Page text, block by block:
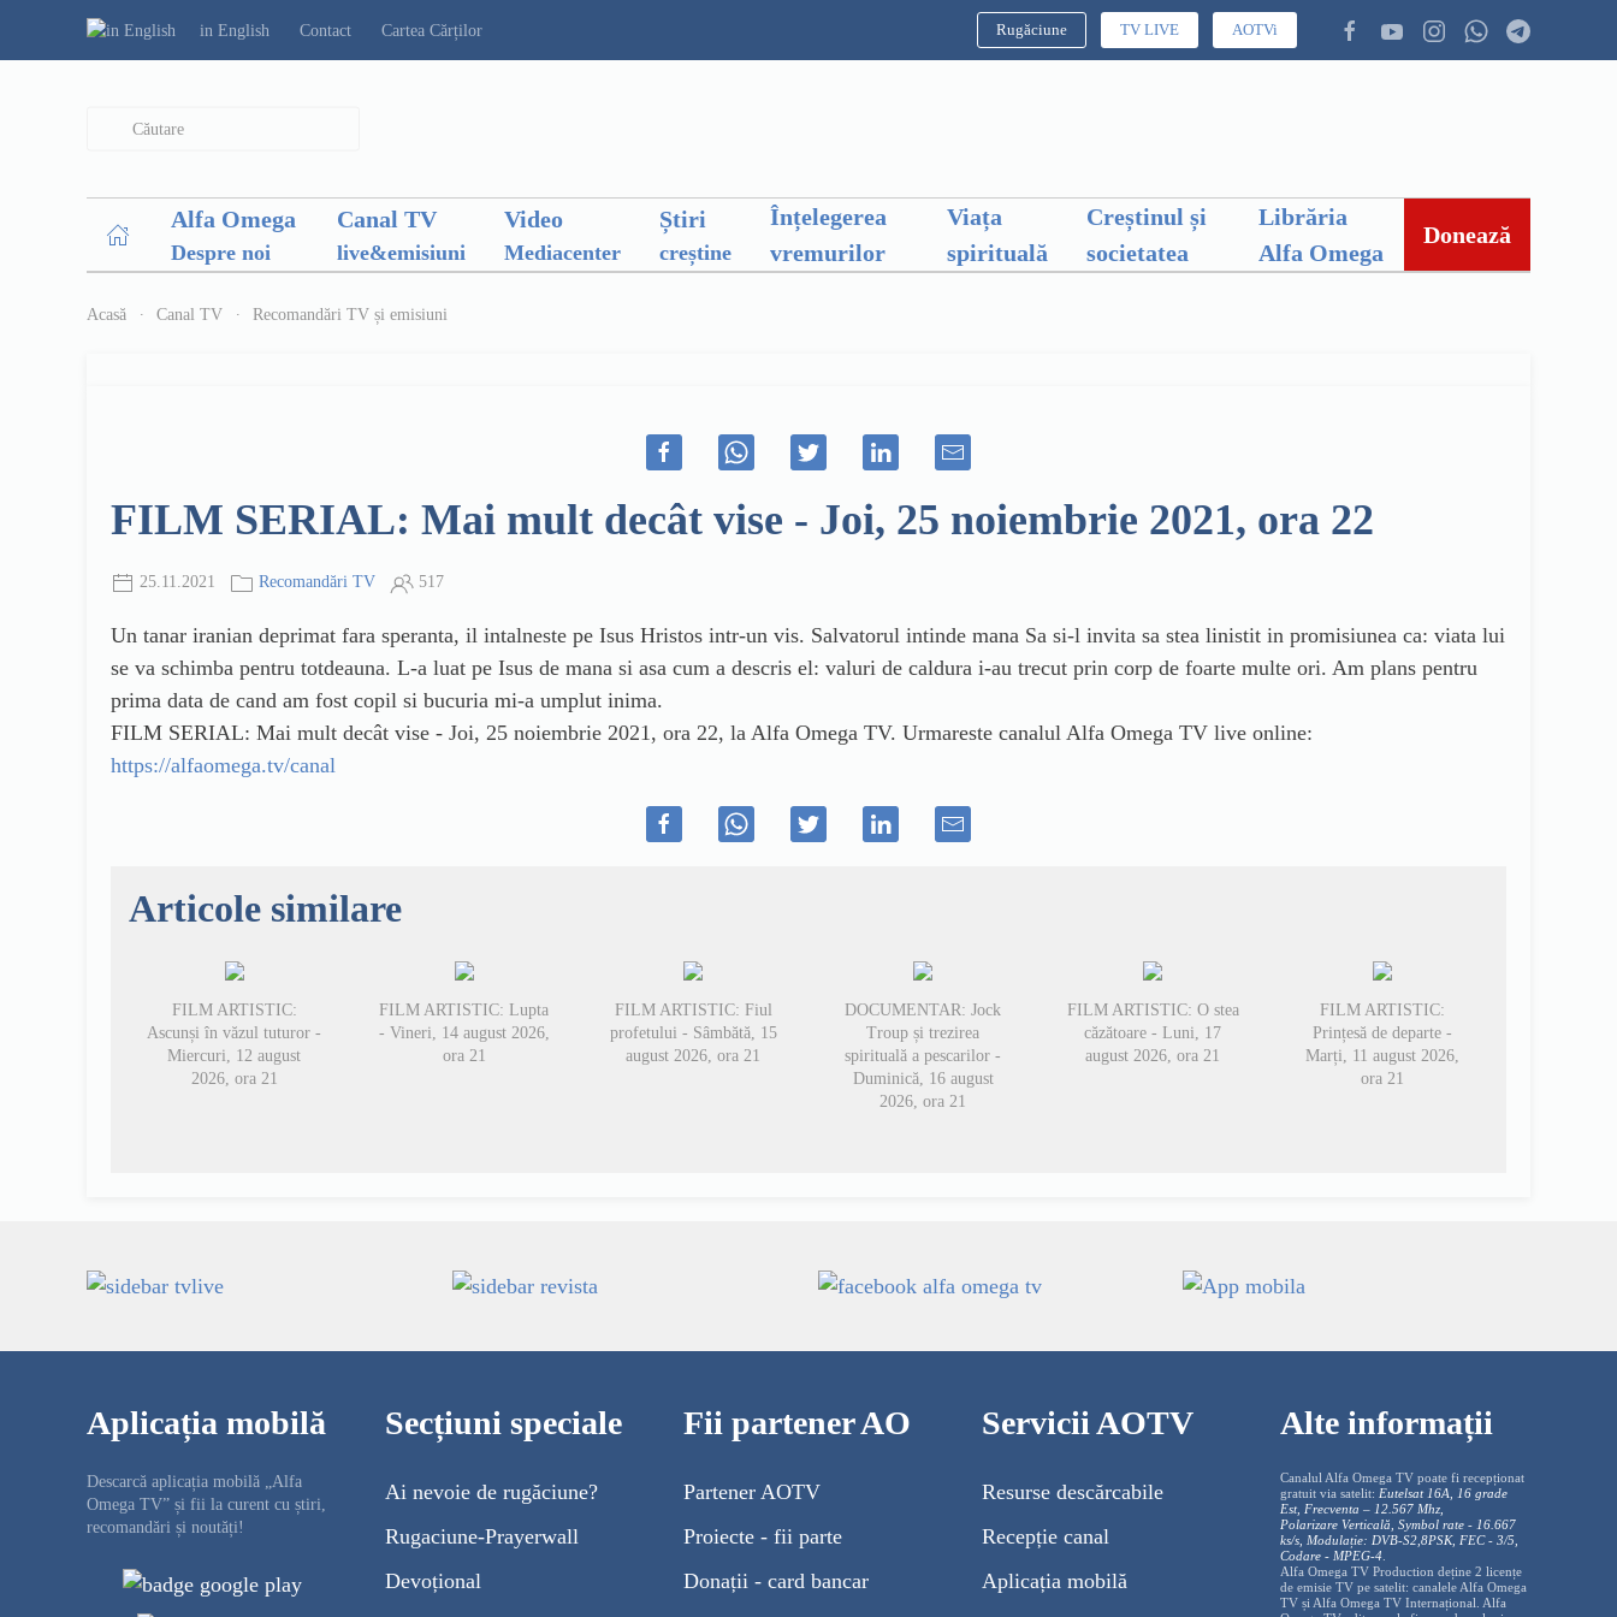
in English Contact Cartea Cărților Rugăciune TV LIVE AOTVi
Alfa Omega
Despre noi
Canal TV
live&emisiuni
Video
Mediacenter
Știri
creștine
Înțelegerea
vremurilor
Viața
spirituală
Creștinul și
societatea
Librăria
Alfa Omega
Donează
Acasă Canal TV Recomandări TV și emisiuni
FILM SERIAL: Mai mult decât vise - Joi, 25 noiembrie 2021, ora 22
25.11.2021 Recomandări TV 517
Un tanar iranian deprimat fara speranta, il intalneste pe Isus Hristos intr-un vis. Salvatorul intinde mana Sa si-l invita sa stea linistit in promisiunea ca: viata lui
se va schimba pentru totdeauna. L-a luat pe Isus de mana si asa cum a descris el: valuri de caldura i-au trecut prin corp de foarte multe ori. Am plans pentru
prima data de cand am fost copil si bucuria mi-a umplut inima.
FILM SERIAL: Mai mult decât vise - Joi, 25 noiembrie 2021, ora 22, la Alfa Omega TV. Urmareste canalul Alfa Omega TV live online:
https://alfaomega.tv/canal
Articole similare
FILM ARTISTIC:
Ascunși în văzul tuturor -
Miercuri, 12 august
2026, ora 21
FILM ARTISTIC: Lupta
- Vineri, 14 august 2026,
ora 21
FILM ARTISTIC: Fiul
profetului - Sâmbătă, 15
august 2026, ora 21
DOCUMENTAR: Jock
Troup și trezirea
spirituală a pescarilor -
Duminică, 16 august
2026, ora 21
FILM ARTISTIC: O stea
căzătoare - Luni, 17
august 2026, ora 21
FILM ARTISTIC:
Prințesă de departe -
Marți, 11 august 2026,
ora 21
Aplicația mobilă
Descarcă aplicația mobilă „Alfa
Omega TV” și fii la curent cu știri,
recomandări și noutăți!
Secțiuni speciale
Ai nevoie de rugăciune?
Rugaciune-Prayerwall
Devoțional
Fii partener AO
Partener AOTV
Proiecte - fii parte
Donații - card bancar
Servicii AOTV
Resurse descărcabile
Recepție canal
Aplicația mobilă
Alte informații
Canalul Alfa Omega TV poate fi recepționat
gratuit via satelit: Eutelsat 16A, 16 grade
Est, Frecventa – 12.567 Mhz,
Polarizare Verticală, Symbol rate - 16.667
ks/s, Modulație: DVB-S2,8PSK, FEC - 3/5,
Codare - MPEG-4
Alfa Omega TV Production deține 2 licențe
de emisie TV pe satelit: canalele Alfa Omega
TV și Alfa Omega TV Internațional. Alfa